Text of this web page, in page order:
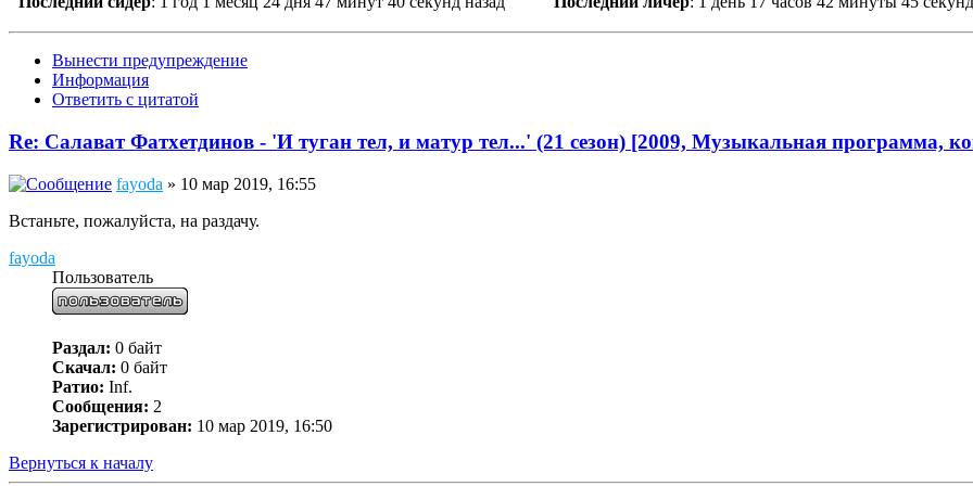
Вынести предупреждение
Информация
Ответить с цитатой
Re: Салават Фатхетдинов - 'И туган тел, и матур тел...' (21 сезон) [2009, Музыкальная программа,
fayoda » 10 мар 2019, 16:55
Встаньте, пожалуйста, на раздачу.
fayoda
Пользователь
Раздал: 0 байт
Скачал: 0 байт
Ратио: Inf.
Сообщения: 2
Зарегистрирован: 10 мар 2019, 16:50
Вернуться к началу